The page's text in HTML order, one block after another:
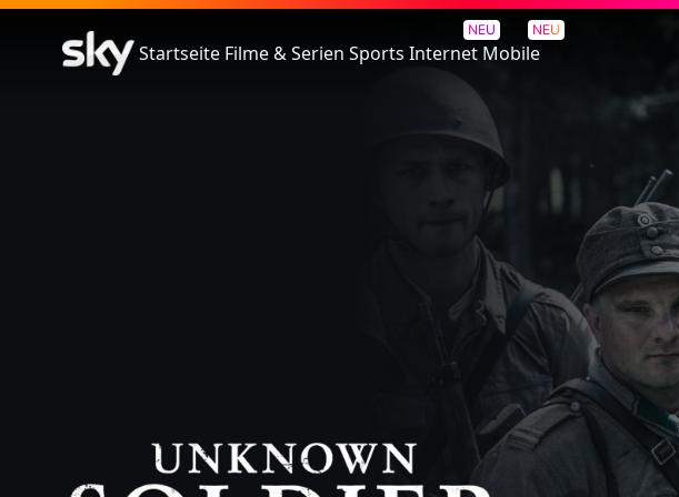
Startseite Filme & Serien Sports
NEU
Internet
NEU
Mobile
The Unknown Soldier